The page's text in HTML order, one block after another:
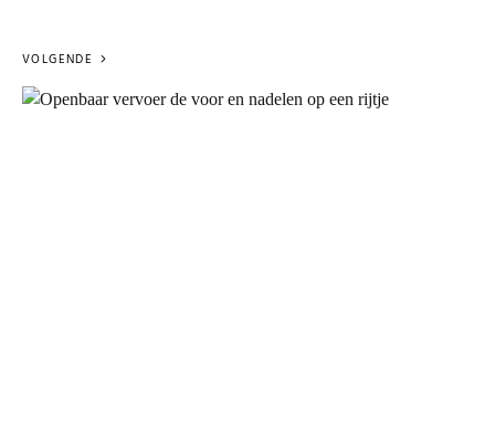
VOLGENDE